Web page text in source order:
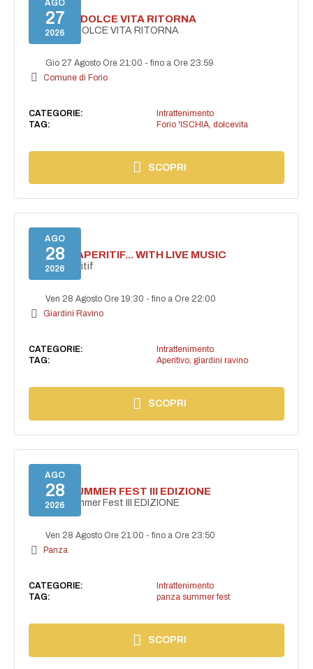
AGO
27
2026
FORIO LA DOLCE VITA RITORNA
FORIO LA DOLCE VITA RITORNA
Gio 27 Agosto Ore 21:00 -fino a Ore 23:59
Comune di Forio
CATEGORIE:
Intrattenimento
TAG:
Forio 'ISCHIA, dolcevita
SCOPRI
AGO
28
2026
SECRET APERITIF... WITH LIVE MUSIC
Secret aperitif
Ven 28 Agosto Ore 19:30 -fino a Ore 22:00
Giardini Ravino
CATEGORIE:
Intrattenimento
TAG:
Aperitivo, giardini ravino
SCOPRI
AGO
28
2026
PANZA SUMMER FEST III EDIZIONE
PANZA Summer Fest III EDIZIONE
Ven 28 Agosto Ore 21:00 -fino a Ore 23:50
Panza
CATEGORIE:
Intrattenimento
TAG:
panza summer fest
SCOPRI